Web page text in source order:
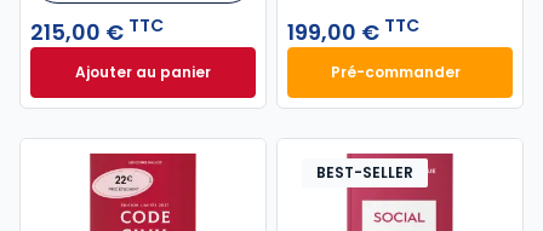
215,00 € TTC
Ajouter au panierMémento Fiscal 2026 à 215,00 € TTC
199,00 € TTC
Pré-commander
Mémento
BEST-SELLER